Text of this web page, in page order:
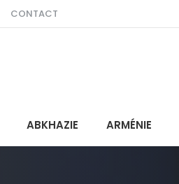
CONTACT
ABKHAZIE ARMÉNIE